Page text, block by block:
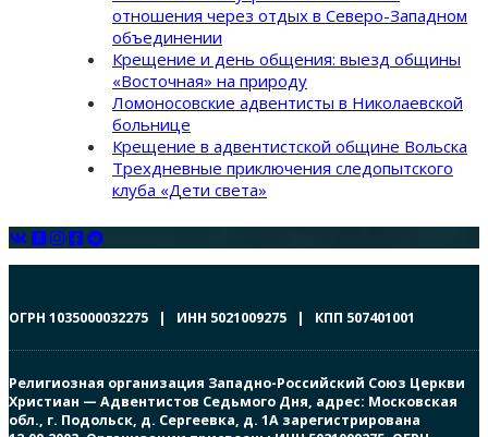
отношения через отдых в Северо-Западном
объединении
Крещение и день общения: выезд общины
«Восточная» на природу
Ломоносовские адвентисты в Николаевской
больнице
Крещение в адвентистской общине Вольска
Трехдневные приключения следопытского
клуба «Дети света»
ОГРН 1035000032275 | ИНН 5021009275 | КПП 507401001
Религиозная организация Западно-Российский Союз Церкви
Христиан — Адвентистов Седьмого Дня, адрес: Московская
обл., г. Подольск, д. Сергеевка, д. 1А зарегистрирована